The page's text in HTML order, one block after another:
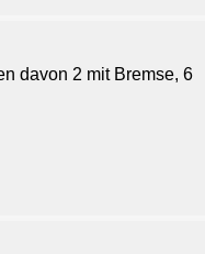
davon 2 mit Bremse, 6